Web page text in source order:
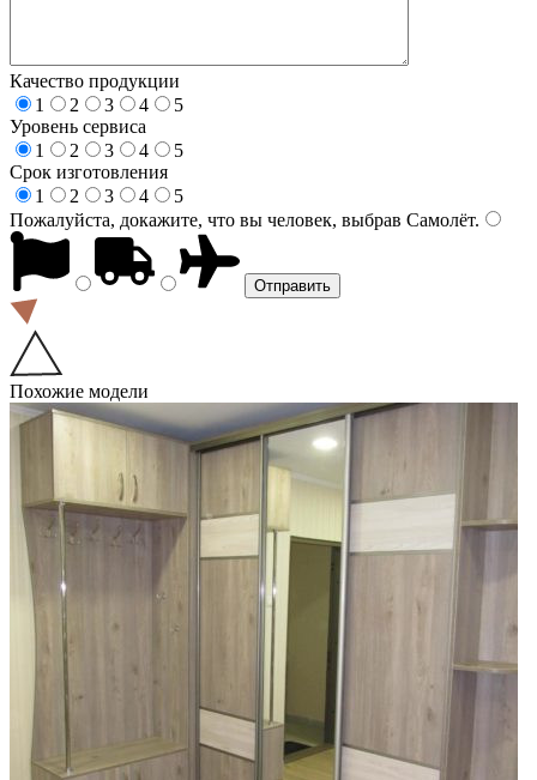
Качество продукции
1
2 3 4
5
Уровень сервиса
1
2 3 4
5
Срок изготовления
1
2 3 4
5
Пожалуйста, докажите, что вы человек, выбрав Самолёт.
Похожие модели